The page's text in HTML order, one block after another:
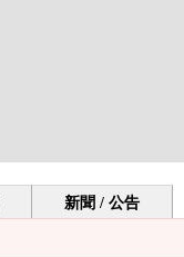
新聞 / 公告